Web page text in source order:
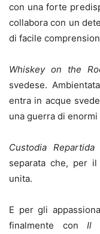
con una forte
collabora con un
di facile
Whiskey on the
svedese.
entra in acque
una guerra di
Custodia Repartida
separata che, per
unita.
E per gli
finalmente con Il